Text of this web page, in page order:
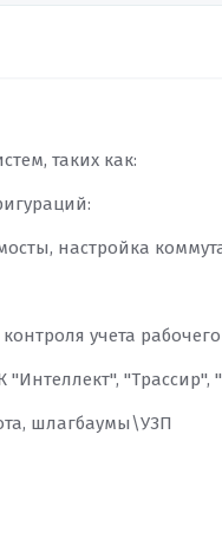
таких как:
настройка
учета
"Трассир",
шлагбаумы\УЗП